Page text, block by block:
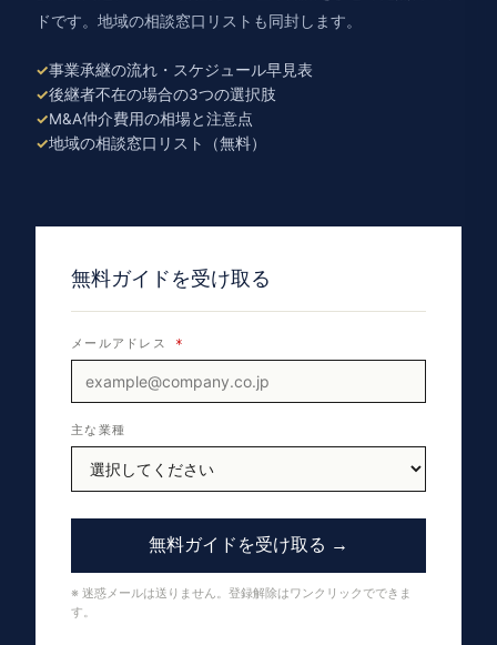
ドです。地域の相談窓口リストも同封します。
事業承継の流れ・スケジュール早見表
後継者不在の場合の3つの選択肢
M&A仲介費用の相場と注意点
地域の相談窓口リスト（無料）
無料ガイドを受け取る
メールアドレス *
主な業種
無料ガイドを受け取る →
※ 迷惑メールは送りません。登録解除はワンクリックでできま
す。